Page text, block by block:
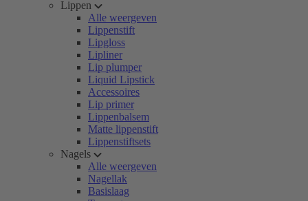
Lippen
Alle weergeven
Lippenstift
Lipgloss
Lipliner
Lip plumper
Liquid Lipstick
Accessoires
Lip primer
Lippenbalsem
Matte lippenstift
Lippenstiftsets
Nagels
Alle weergeven
Nagellak
Basislaag